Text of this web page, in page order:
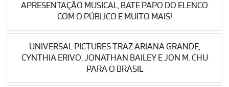
APRESENTAÇÃO MUSICAL, BATE PAPO DO ELENCO
COM O PÚBLICO E MUITO MAIS!
UNIVERSAL PICTURES TRAZ ARIANA GRANDE,
CYNTHIA ERIVO, JONATHAN BAILEY E JON M. CHU
PARA O BRASIL